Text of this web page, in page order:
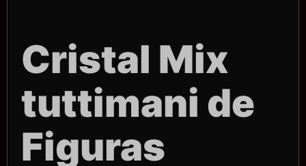
Cristal Mix
tuttimani de
Figuras